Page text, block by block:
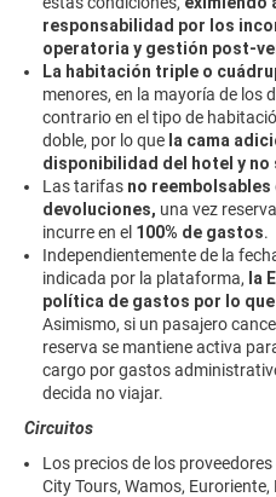
responsabilidad por los
operatoria y gestión post-
La habitación triple o
menores, en la mayoría de los
contrario en el tipo de
doble, por lo que la cama
disponibilidad del hotel y no
Las tarifas no reembolsables
devoluciones, una vez
incurre en el 100% de gastos.
Independientemente de la
indicada por la plataforma, la
política de gastos por lo
Asimismo, si un pasajero
reserva se mantiene activa
cargo por gastos
decida no viajar.
Circuitos
Los precios de los
City Tours, Wamos,